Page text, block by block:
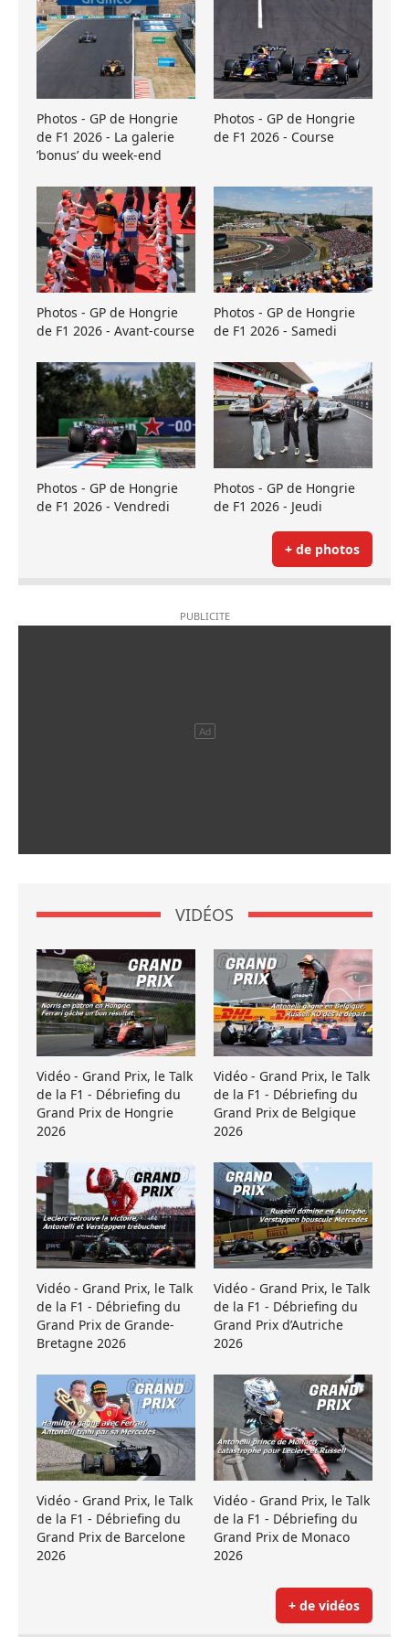
Photos - GP de Hongrie
de F1 2026 - La galerie
’bonus’ du week-end
Photos - GP de Hongrie
de F1 2026 - Course
Photos - GP de Hongrie
de F1 2026 - Avant-course
Photos - GP de Hongrie
de F1 2026 - Samedi
Photos - GP de Hongrie
de F1 2026 - Vendredi
Photos - GP de Hongrie
de F1 2026 - Jeudi
+ de photos
VIDÉOS
Vidéo - Grand Prix, le Talk
de la F1 - Débriefing du
Grand Prix de Hongrie
2026
Vidéo - Grand Prix, le Talk
de la F1 - Débriefing du
Grand Prix de Belgique
2026
Vidéo - Grand Prix, le Talk
de la F1 - Débriefing du
Grand Prix de Grande-
Bretagne 2026
Vidéo - Grand Prix, le Talk
de la F1 - Débriefing du
Grand Prix d’Autriche
2026
Vidéo - Grand Prix, le Talk
de la F1 - Débriefing du
Grand Prix de Barcelone
2026
Vidéo - Grand Prix, le Talk
de la F1 - Débriefing du
Grand Prix de Monaco
2026
+ de vidéos